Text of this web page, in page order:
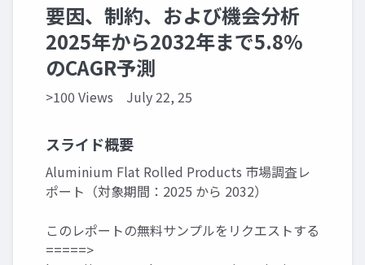
要因、制約、および機会分析
2025年から2032年まで5.8%
のCAGR予測
>100 Views July 22, 25
スライド概要
Aluminium Flat Rolled Products 市場調査レ
ポート（対象期間：2025 から 2032）
このレポートの無料サンプルをリクエストする
=====>